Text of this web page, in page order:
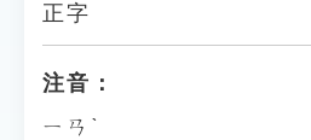
正字
注音：
ㄧㄢˋ